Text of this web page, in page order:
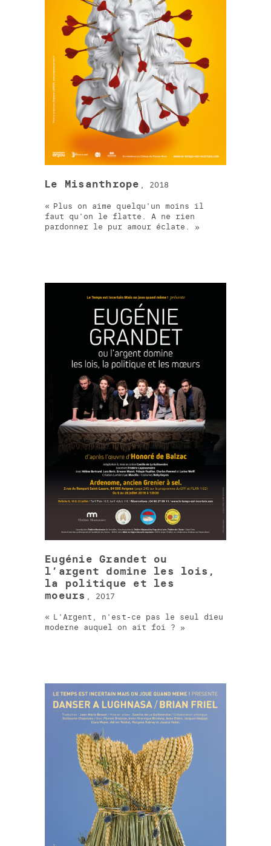
Le Misanthrope , 2018
Plus on aime quelqu'un moins il
faut qu'on le flatte. A ne rien
pardonner le pur amour éclate.
Eugénie Grandet ou
l’argent domine les lois,
la politique et les
moeurs
, 2017
L'Argent, n'est-ce pas le seul dieu
moderne auquel on ait foi ?